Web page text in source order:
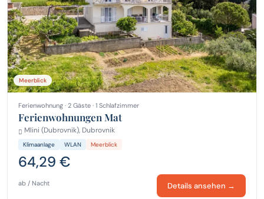
Meerblick
Ferienwohnung · 2 Gäste · 1 Schlafzimmer
Ferienwohnungen Mat
Mlini (Dubrovnik), Dubrovnik
Klimaanlage WLAN Meerblick
64,29 €
ab / Nacht Details ansehen →